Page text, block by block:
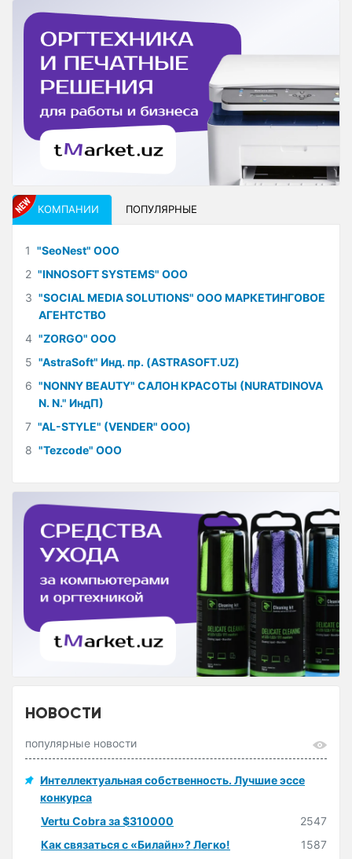
КОМПАНИИ ПОПУЛЯРНЫЕ
1 "SeoNest" ООО
2 "INNOSOFT SYSTEMS" ООО
3 "SOCIAL MEDIA SOLUTIONS" ООО МАРКЕТИНГОВОЕ
АГЕНТСТВО
4 "ZORGO" ООО
5 "AstraSoft" Инд. пр. (ASTRASOFT.UZ)
6 "NONNY BEAUTY" САЛОН КРАСОТЫ (NURATDINOVA
N. N." ИндП)
7 "AL-STYLE" (VENDER" ООО)
8 "Tezcode" ООО
НОВОСТИ
популярные новости
Интеллектуальная собственность. Лучшие эссе
конкурса
Vertu Cobra за $310000
2547
Как связаться с «Билайн»? Легко!
1587